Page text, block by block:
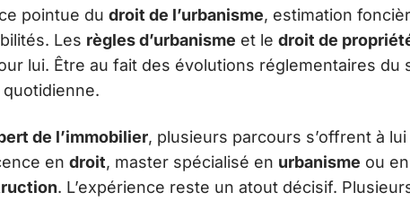
pointue du droit de l’urbanisme, estimation
Les règles d’urbanisme et le droit de
lui. Être au fait des évolutions réglementaires du
de l’immobilier, plusieurs parcours s’offrent à lui
en droit, master spécialisé en urbanisme ou en
. L’expérience reste un atout décisif.